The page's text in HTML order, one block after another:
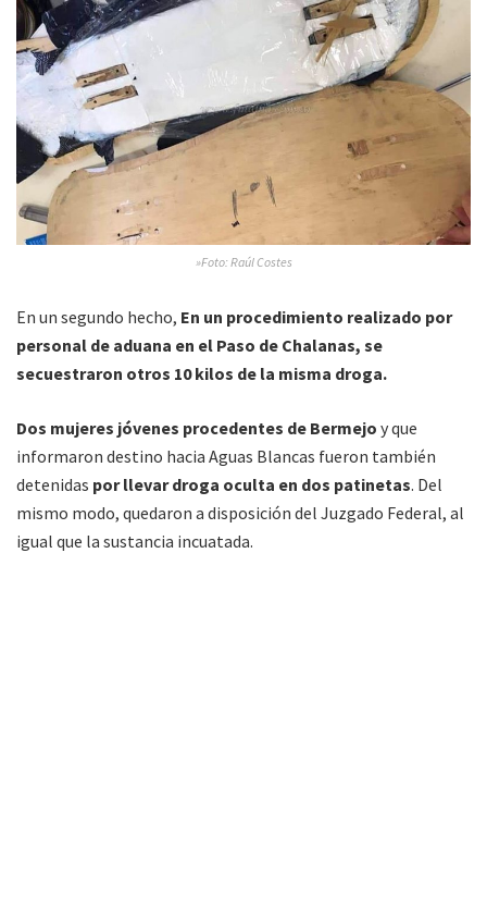
»Foto: Raúl Costes
En un segundo hecho, En un procedimiento realizado por
personal de aduana en el Paso de Chalanas, se
secuestraron otros 10 kilos de la misma droga.
Dos mujeres jóvenes procedentes de Bermejo y que
informaron destino hacia Aguas Blancas fueron también
detenidas por llevar droga oculta en dos patinetas. Del
mismo modo, quedaron a disposición del Juzgado Federal, al
igual que la sustancia incuatada.